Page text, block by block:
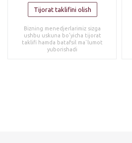
Tijorat taklifini olish
Bizning menedjerlarimiz sizga
ushbu uskuna bo’yicha tijorat
taklifi hamda batafsil ma`lumot
yuborishadi